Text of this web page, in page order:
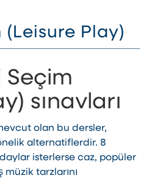
(Leisure Play)
Seçim
sınavları
olan bu dersler,
alternatiflerdir. 8
isterlerse caz, popüler
tarzlarını